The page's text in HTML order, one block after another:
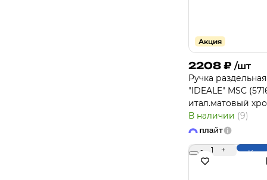
Акция
2208 ₽ /шт
Ручка раздельная
"IDEALE" MSC
итал.матовый
В наличии (9)
- 1 +